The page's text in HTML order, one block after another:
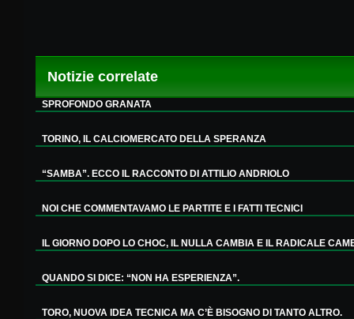
Notizie correlate
SPROFONDO GRANATA
TORINO, IL CALCIOMERCATO DELLA SPERANZA
“SAMBA”. ECCO IL RACCONTO DI ATTILIO ANDRIOLO
NOI CHE COMMENTAVAMO LE PARTITE E I FATTI TECNICI
IL GIORNO DOPO LO CHOC, IL NULLA CAMBIA E IL RADICALE
QUANDO SI DICE: “NON HA ESPERIENZA”.
TORO, NUOVA IDEA TECNICA MA C’È BISOGNO DI TANTO ALTRO.